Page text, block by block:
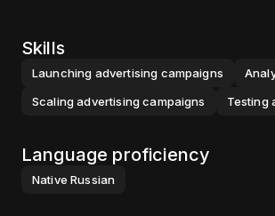
Skills
Launching advertising campaigns
Scaling advertising campaigns
Testing
Language proficiency
Native Russian